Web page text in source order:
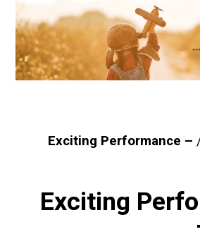
Exciting Performance –
Exciting